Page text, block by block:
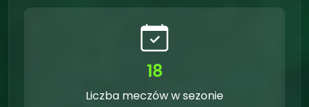
18
Liczba meczów w sezonie